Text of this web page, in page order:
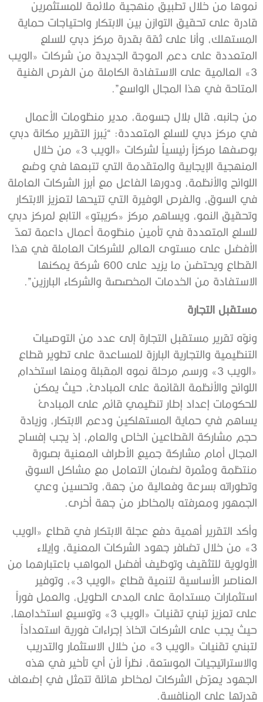
نموها من خلال تطبيق منهجية ملائمة للمستثمرين
قادرة على تحقيق التوازن بين الابتكار واحتياجات حماية
المستهلك، وأنا على ثقة بقدرة مركز دبي للسلع
المتعددة على دعم الموجة الجديدة من شركات «الويب
3» العالمية على الاستفادة الكاملة من الفرص الغنية
المتاحة في هذا المجال الواسع”.
من جانبه، قال بلال جسومة، مدير منظومات الأعمال
في مركز دبي للسلع المتعددة: “يُبرز التقرير مكانة دبي
بوصفها مركزاً رئيسياً لشركات «الويب 3» من خلال
المنهجية الإيجابية والمتقدمة التي تتبعها في وضع
اللوائح والأنظمة، ودورها الفاعل مع أبرز الشركات العاملة
في السوق، والفرص الوفيرة التي تتيحها لتعزيز الابتكار
وتحقيق النمو، ويساهم مركز «كريبتو» التابع لمركز دبي
للسلع المتعددة في تأمين منظومة أعمال داعمة تعدّ
الأفضل على مستوى العالم للشركات العاملة في هذا
القطاع ويحتضن ما يزيد على 600 شركة يمكنها
الاستفادة من الخدمات المخصصة والشركاء البارزين”.
مستقبل التجارة
ونوّه تقرير مستقبل التجارة إلى عدد من التوصيات
التنظيمية والتجارية البارزة للمساعدة على تطوير قطاع
«الويب 3» ورسم مرحلة نموه المقبلة ومنها استخدام
اللوائح والأنظمة القائمة على المبادئ، حيث يمكن
للحكومات إعداد إطار تنظيمي قائم على المبادئ
يساهم في حماية المستهلكين ودعم الابتكار، وزيادة
حجم مشاركة القطاعين الخاص والعام، إذ يجب إفساح
المجال أمام مشاركة جميع الأطراف المعنية بصورة
منتظمة ومثمرة لضمان التعامل مع مشاكل السوق
وتطوراته بسرعة وفعالية من جهة، وتحسين وعي
الجمهور ومعرفته بالمخاطر من جهة أخرى.
وأكد التقرير أهمية دفع عجلة الابتكار في قطاع «الويب
3» من خلال تضافر جهود الشركات المعنية، وإيلاء
الأولوية للتثقيف وتوظيف أفضل المواهب باعتبارهما من
العناصر الأساسية لتنمية قطاع «الويب 3»، وتوفير
استثمارات مستدامة على المدى الطويل، والعمل فوراً
على تعزيز تبني تقنيات «الويب 3» وتوسيع استخدامها،
حيث يجب على الشركات اتخاذ إجراءات فورية استعداداً
لتبني تقنيات «الويب 3» من خلال الاستثمار والتدريب
والاستراتيجيات الموسّعة، نظراً لأن أي تأخير في هذه
الجهود يعرّض الشركات لمخاطر هائلة تتمثل في إضعاف
قدرتها على المنافسة.